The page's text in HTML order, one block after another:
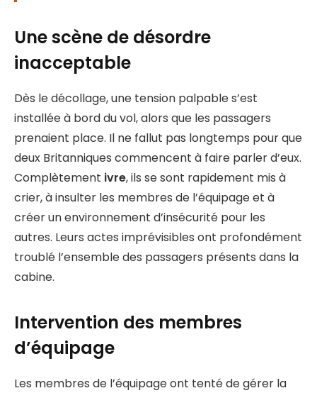
Une scène de désordre
inacceptable
Dès le décollage, une tension palpable s’est
installée à bord du vol, alors que les passagers
prenaient place. Il ne fallut pas longtemps pour que
deux Britanniques commencent à faire parler d’eux.
Complètement ivre, ils se sont rapidement mis à
crier, à insulter les membres de l’équipage et à
créer un environnement d’insécurité pour les
autres. Leurs actes imprévisibles ont profondément
troublé l’ensemble des passagers présents dans la
cabine.
Intervention des membres
d’équipage
Les membres de l’équipage ont tenté de gérer la